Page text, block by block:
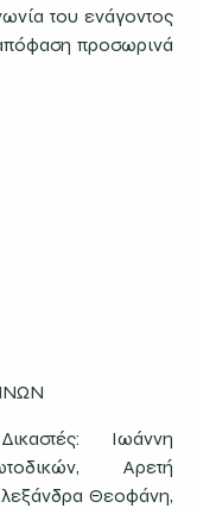
του ενάγοντος
προσωρινά
Ιωάννη
Αρετή
Θεοφάνη,